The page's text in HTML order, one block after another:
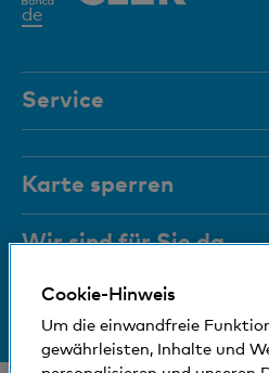
deAktives
Service
Dokumente
Magazin
Führungsgremien
Medien
Karte sperren
+41 (0)800 88 99 66
Wir sind für Sie da
Hilfe & Kontakt
Bankinfos
Cookie-Hinweis
Um die einwandfreie
gewährleisten, Inhalte und